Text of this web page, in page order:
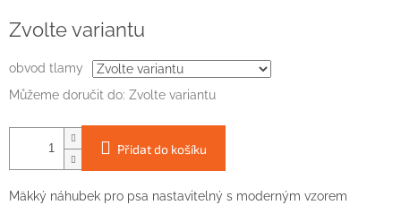
cena:
Zvolte variantu
obvod tlamy
Můžeme doručit do: Zvolte variantu
Přidat do košíku
Mäkký náhubek pro psa nastavitelný s moderným vzorem